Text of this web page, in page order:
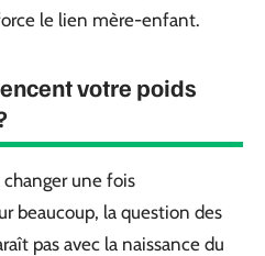
le lien mère-enfant.
votre poids
changer une fois
beaucoup, la question des
pas avec la naissance du